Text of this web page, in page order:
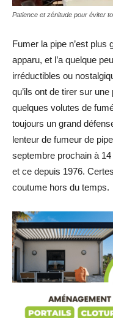
Patience et zénitude pour éviter
Fumer la pipe n’est plus
apparu, et l’a quelque
irréductibles ou
qu’ils ont de tirer sur
quelques volutes de
toujours un grand
lenteur de fumeur de
septembre prochain à
et ce depuis 1976.
coutume hors du temps.